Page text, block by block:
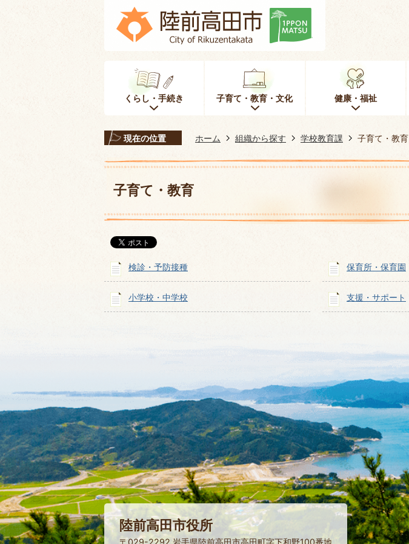
くらし・手続き 子育て・教育・文化 健康・福祉
現在の位置 ホーム 組織から探す 学校教育課 子育て・教育
子育て・教育
検診・予防接種 保育所・保育園
小学校・中学校 支援・サポート
陸前高田市役所
〒029-2292 岩手県陸前高田市高田町字下和野100番地